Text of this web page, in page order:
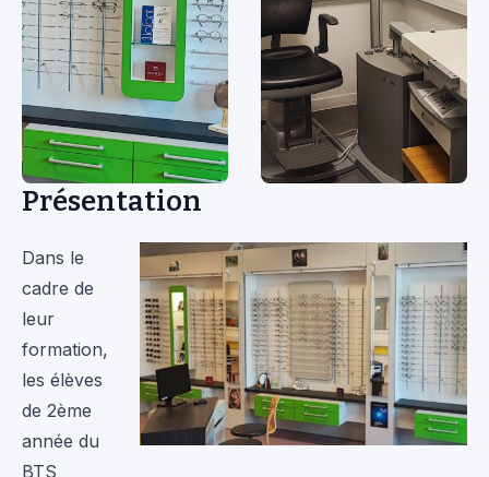
Présentation
Dans le
cadre de
leur
formation,
les élèves
de 2ème
année du
BTS